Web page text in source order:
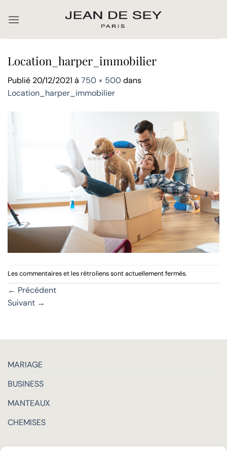
Location_harper_immobilier
Publié 20/12/2021 à 750 × 500dans
Location_harper_immobilier
Les commentaires et les rétroliens sont actuellement fermés.
← Précédent
Suivant →
MARIAGE
BUSINESS
MANTEAUX
CHEMISES